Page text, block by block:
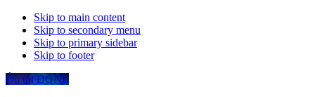
Skip to main content
Skip to secondary menu
Skip to primary sidebar
Skip to footer
Ôn thi ĐGNL